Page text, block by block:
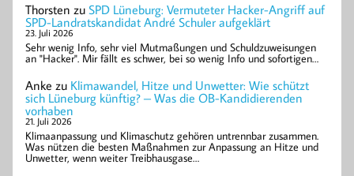
Thorsten zu SPD Lüneburg: Vermuteter Hacker-Angriff auf
SPD-Landratskandidat André Schuler aufgeklärt
23. Juli 2026
Sehr wenig Info, sehr viel Mutmaßungen und Schuldzuweisungen
an "Hacker". Mir fällt es schwer, bei so wenig Info und sofortigen…
Anke zu Klimawandel, Hitze und Unwetter: Wie schützt
sich Lüneburg künftig? – Was die OB-Kandidierenden
vorhaben
21. Juli 2026
Klimaanpassung und Klimaschutz gehören untrennbar zusammen.
Was nützen die besten Maßnahmen zur Anpassung an Hitze und
Unwetter, wenn weiter Treibhausgase…